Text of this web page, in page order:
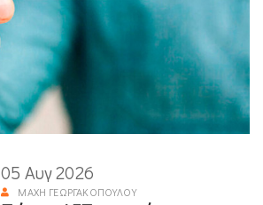
05 Αυγ 2026
ΜΆΧΗ ΓΕΩΡΓΑΚΟΠΟΎΛΟΥ